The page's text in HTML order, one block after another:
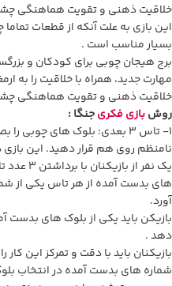
خلاقیت ذهنی و تقویت هماهنگی
این بازی به علت آنکه از قطعات
بسیار مناسب است .
برج هیجان چوبی برای کودکان و
مهارت جدید، همراه با خلاقیت را به
خلاقیت ذهنی و تقویت هماهنگی
روشبازی فکریجنگا :
1- تاس 3 بعدی: بلوک های
نامنظم روی هم قرار دهید. این
یک نفر
های بدست آمده از هر تاس یکی از
آورد.
بازیکن باید یکی از بلوک های بدست
دهد .
بازیکنان باید با دقت و تمرکز این
شماره های بدست آمده در انتخاب